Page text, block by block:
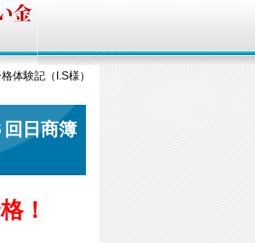
体験記（I.S様）
日商簿
！